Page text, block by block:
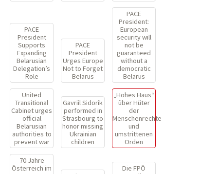
PACE
President
Supports
Expanding
Belarusian
Delegation’s
Role
PACE
President
Urges Europe
Not to Forget
Belarus
PACE
President:
European
security will
not be
guaranteed
without a
democratic
Belarus
United
Transitional
Cabinet urges
official
Belarusian
authorities to
prevent war
Gavriil Sidorik
performed in
Strasbourg to
honor missing
Ukrainian
children
„Hohes Haus“
über Hüter
der
Menschenrechte
und
umstrittenen
Orden
70 Jahre
Österreich im
Die FPÖ